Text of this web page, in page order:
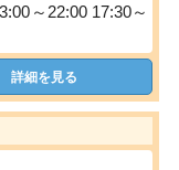
～22:00 17:30～
詳細を見る